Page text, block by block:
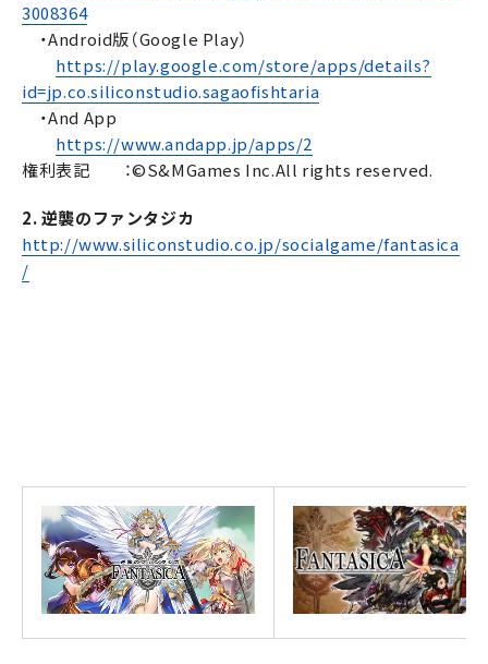
3008364
・Android版（Google Play）
https://play.google.com/store/apps/details?
id=jp.co.siliconstudio.sagaofishtaria
・And App
https://www.andapp.jp/apps/2
権利表記 ：©S&MGames Inc.All rights reserved.
2. 逆襲のファンタジカ
http://www.siliconstudio.co.jp/socialgame/fantasica
/